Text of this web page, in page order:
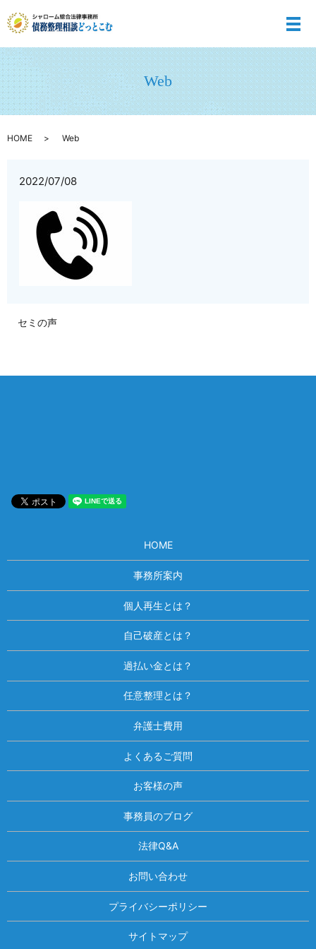
メ
Web
HOME Web
2022/07/08
セミの声
HOME
事務所案内
個人再生とは？
自己破産とは？
過払い金とは？
任意整理とは？
弁護士費用
よくあるご質問
お客様の声
事務員のブログ
法律Q&A
お問い合わせ
プライバシーポリシー
サイトマップ